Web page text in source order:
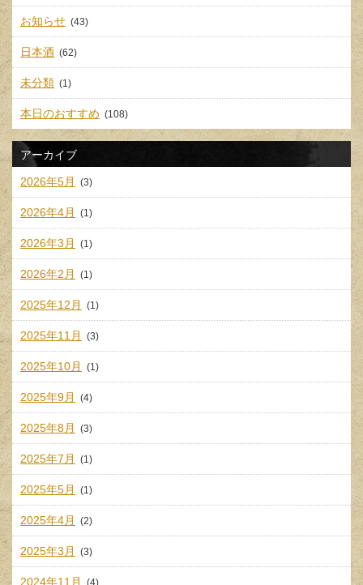
お知らせ (43)
日本酒 (62)
未分類 (1)
本日のおすすめ (108)
アーカイブ
2026年5月 (3)
2026年4月 (1)
2026年3月 (1)
2026年2月 (1)
2025年12月 (1)
2025年11月 (3)
2025年10月 (1)
2025年9月 (4)
2025年8月 (3)
2025年7月 (1)
2025年5月 (1)
2025年4月 (2)
2025年3月 (3)
2024年11月 (4)